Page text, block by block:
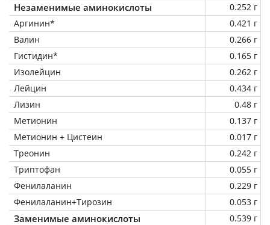
Незаменимые аминокислоты
0.252 г
Аргинин*
0.421 г
Валин
0.266 г
Гистидин*
0.165 г
Изолейцин
0.262 г
Лейцин
0.434 г
Лизин
0.48 г
Метионин
0.137 г
Метионин + Цистеин
0.017 г
Треонин
0.242 г
Триптофан
0.055 г
Фенилаланин
0.229 г
Фенилаланин+Тирозин
0.053 г
Заменимые аминокислоты
0.539 г